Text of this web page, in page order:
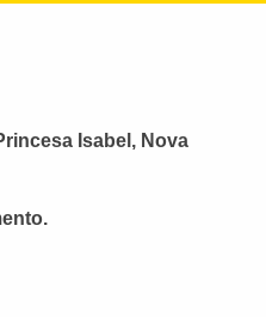
Isabel, Nova